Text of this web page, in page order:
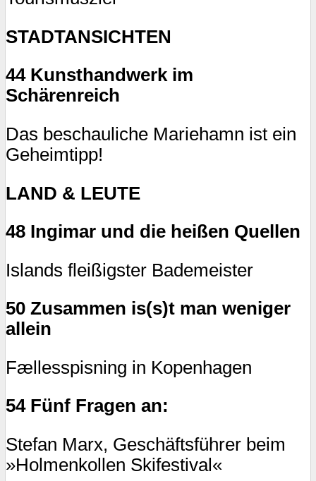
STADTANSICHTEN
44 Kunsthandwerk im
Schärenreich
Das beschauliche Mariehamn ist ein
Geheimtipp!
LAND & LEUTE
48 Ingimar und die heißen Quellen
Islands fleißigster Bademeister
50 Zusammen is(s)t man weniger
allein
Fællesspisning in Kopenhagen
54 Fünf Fragen an:
Stefan Marx, Geschäftsführer beim
»Holmenkollen Skifestival«